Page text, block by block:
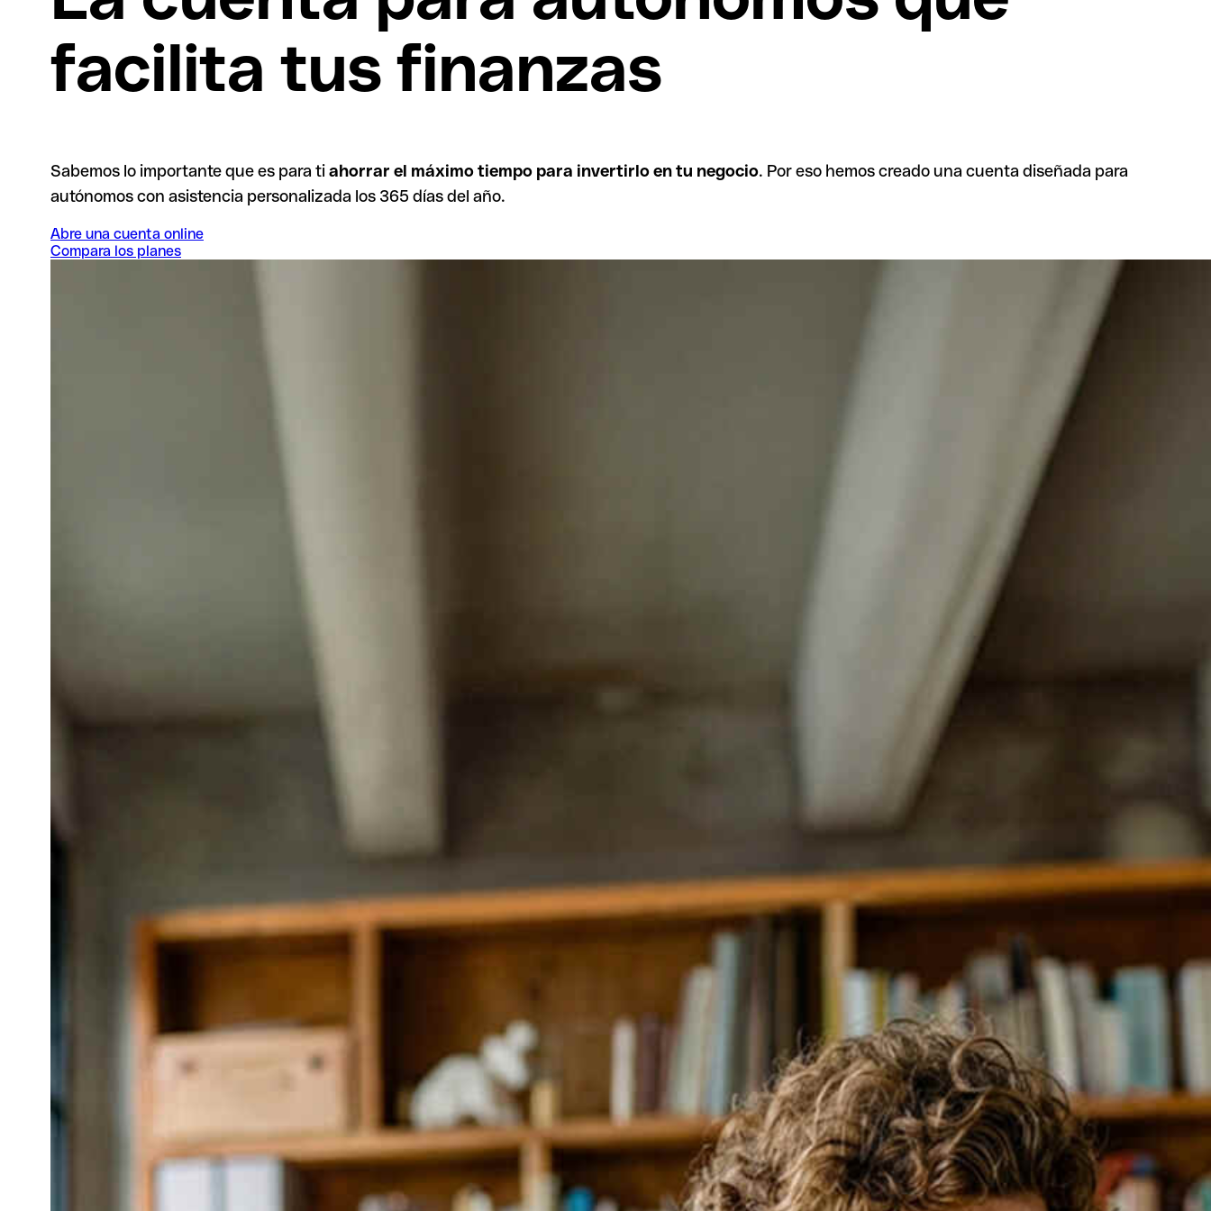
facilita tus finanzas
Sabemos lo importante que es para tiahorrar el máximo tiempo para invertirlo en tu negocio. Por eso hemos creado una cuenta diseñada para
autónomos con asistencia personalizada los 365 días del año.
Abre una cuenta online
Compara los planes